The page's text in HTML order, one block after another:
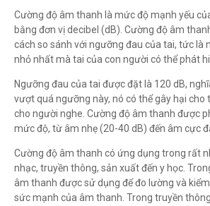
Cường độ âm thanh là mức độ mạnh yếu
bằng đơn vị decibel (dB). Cường độ âm
cách so sánh với ngưỡng đau của tai, tức là
nhỏ nhất mà tai của con người có thể phát
Ngưỡng đau của tai được đặt là 120 dB,
vượt quá ngưỡng này, nó có thể gây hại cho
cho người nghe. Cường độ âm thanh được
mức độ, từ âm nhẹ (20-40 dB) đến âm cực
Cường độ âm thanh có ứng dụng trong rất
nhạc, truyền thông, sản xuất đến y học.
âm thanh được sử dụng để đo lường và
sức mạnh của âm thanh. Trong truyền